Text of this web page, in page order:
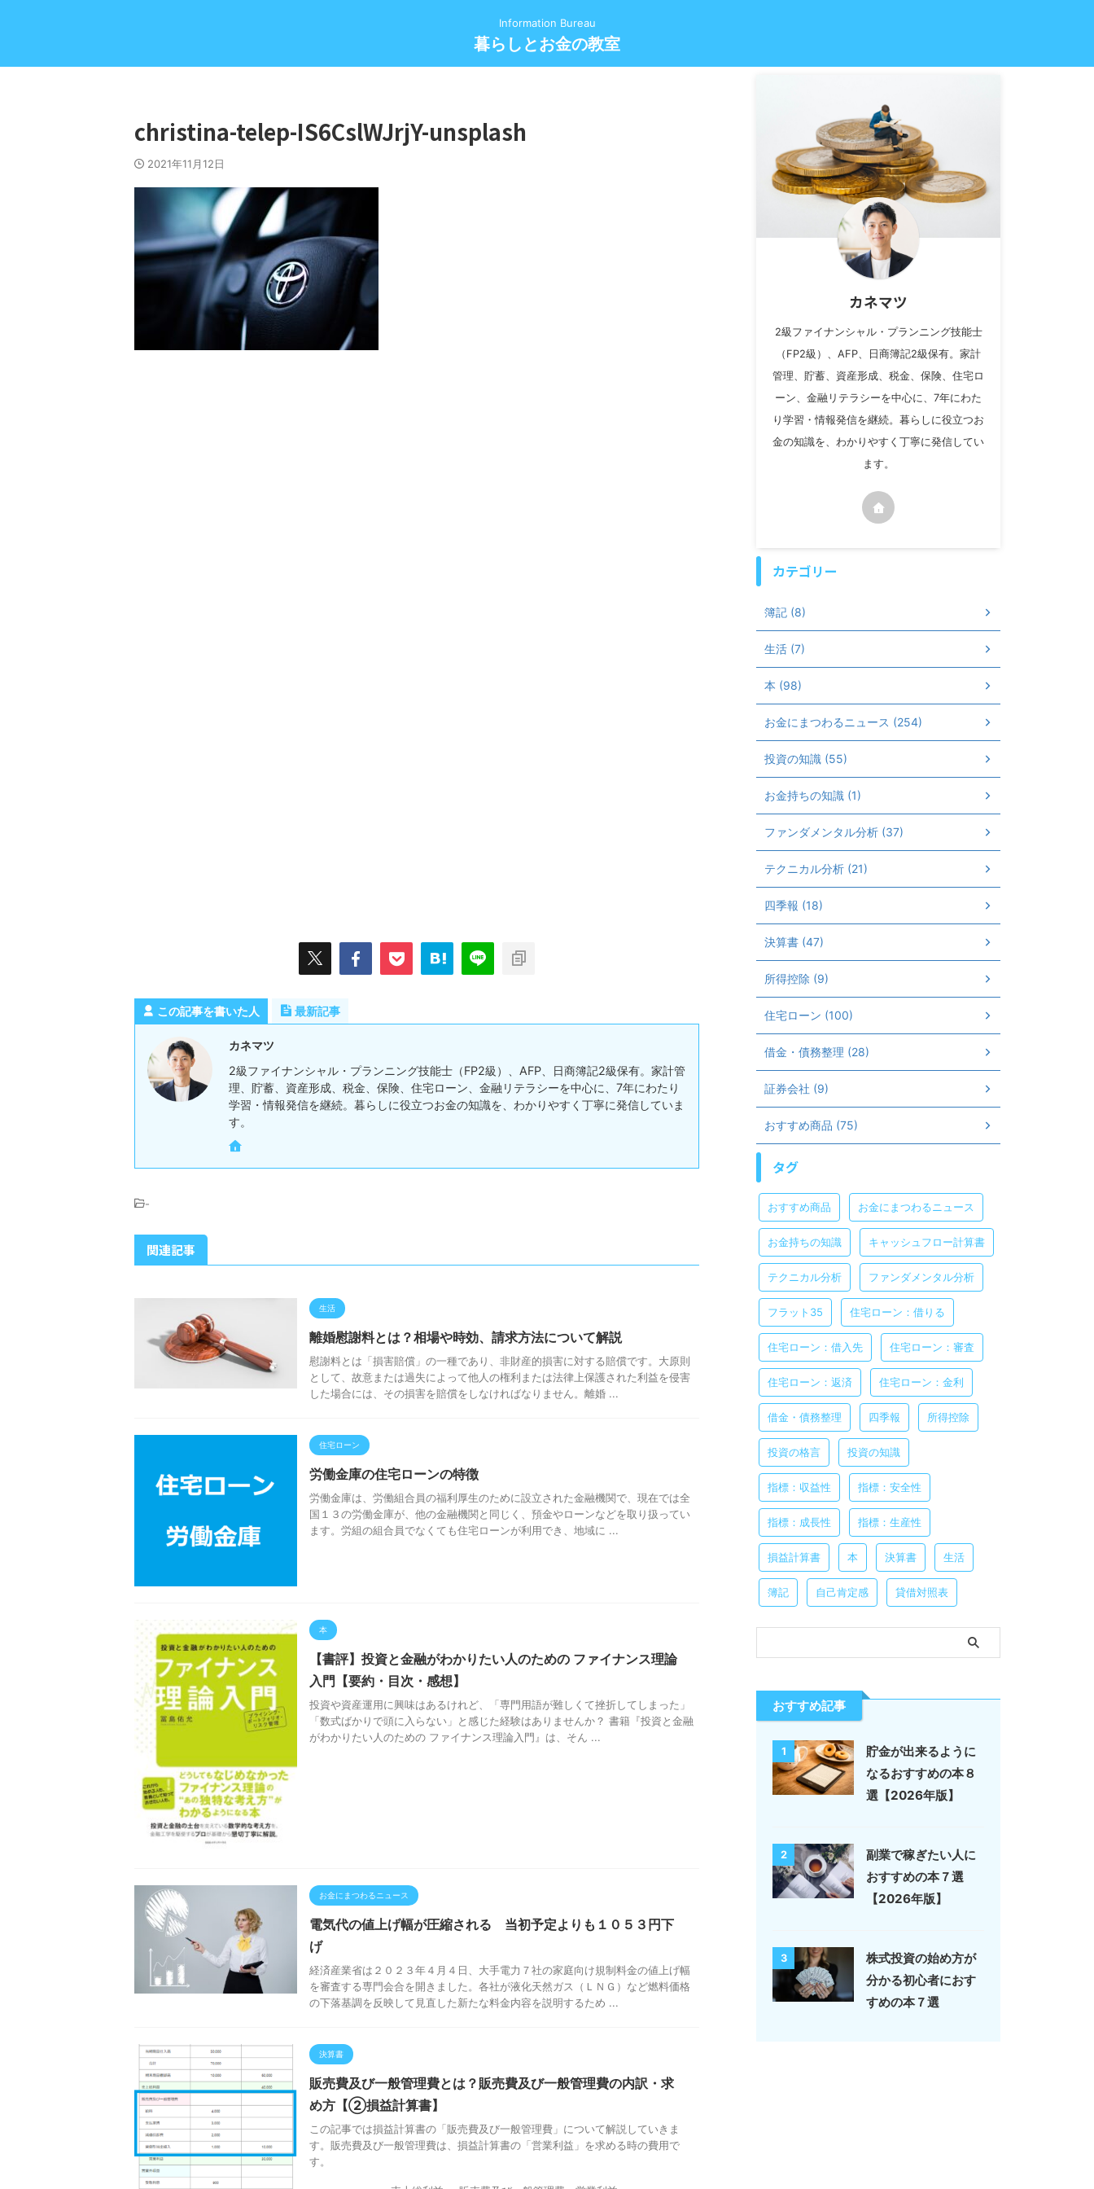
Information Bureau
暮らしとお金の教室
christina-telep-IS6CslWJrjY-unsplash
2021年11月12日
この記事を書いた人 最新記事
カネマツ
2級ファイナンシャル・プランニング技能士（FP2級）、AFP、日商簿記2級保有。家計管
理、貯蓄、資産形成、税金、保険、住宅ローン、金融リテラシーを中心に、7年にわたり
学習・情報発信を継続。暮らしに役立つお金の知識を、わかりやすく丁寧に発信していま
す。
-
関連記事
生活
離婚慰謝料とは？相場や時効、請求方法について解説
慰謝料とは「損害賠償」の一種であり、非財産的損害に対する賠償です。大原則
として、故意または過失によって他人の権利または法律上保護された利益を侵害
した場合には、その損害を賠償をしなければなりません。離婚 ...
住宅ローン
労働金庫の住宅ローンの特徴
労働金庫は、労働組合員の福利厚生のために設立された金融機関で、現在では全
国１３の労働金庫が、他の金融機関と同じく、預金やローンなどを取り扱ってい
ます。労組の組合員でなくても住宅ローンが利用でき、地域に ...
本
【書評】投資と金融がわかりたい人のための ファイナンス理論
入門【要約・目次・感想】
投資や資産運用に興味はあるけれど、「専門用語が難しくて挫折してしまった」
「数式ばかりで頭に入らない」と感じた経験はありませんか？ 書籍『投資と金融
がわかりたい人のための ファイナンス理論入門』は、そん ...
お金にまつわるニュース
電気代の値上げ幅が圧縮される 当初予定よりも１０５３円下
げ
経済産業省は２０２３年４月４日、大手電力７社の家庭向け規制料金の値上げ幅
を審査する専門会合を開きました。各社が液化天然ガス（ＬＮＧ）など燃料価格
の下落基調を反映して見直した新たな料金内容を説明するため ...
決算書
販売費及び一般管理費とは？販売費及び一般管理費の内訳・求
め方【②損益計算書】
この記事では損益計算書の「販売費及び一般管理費」について解説していきま
す。販売費及び一般管理費は、損益計算書の「営業利益」を求める時の費用で
す。
総 利 益− 売 費及び 一 般 管理費 ＝ 営業 利
カネマツ
2級ファイナンシャル・プランニング技能士
（FP2級）、AFP、日商簿記2級保有。家計
管理、貯蓄、資産形成、税金、保険、住宅ロ
ーン、金融リテラシーを中心に、7年にわた
り学習・情報発信を継続。暮らしに役立つお
金の知識を、わかりやすく丁寧に発信してい
ます。
カテゴリー
簿記 (8)
生活 (7)
本 (98)
お金にまつわるニュース (254)
投資の知識 (55)
お金持ちの知識 (1)
ファンダメンタル分析 (37)
テクニカル分析 (21)
四季報 (18)
決算書 (47)
所得控除 (9)
住宅ローン (100)
借金・債務整理 (28)
証券会社 (9)
おすすめ商品 (75)
タグ
おすすめ商品 お金にまつわるニュース
お金持ちの知識 キャッシュフロー計算書
テクニカル分析 ファンダメンタル分析
フラット35 住宅ローン：借りる
住宅ローン：借入先 住宅ローン：審査
住宅ローン：返済 住宅ローン：金利
借金・債務整理 四季報 所得控除
投資の格言 投資の知識
指標：収益性 指標：安全性
指標：成長性 指標：生産性
損益計算書 本 決算書 生活
簿記 自己肯定感 貸借対照表
おすすめ記事
1
貯金が出来るように
なるおすすめの本８
選【2026年版】
2
副業で稼ぎたい人に
おすすめの本７選
【2026年版】
3
株式投資の始め方が
分かる初心者におす
すめの本７選